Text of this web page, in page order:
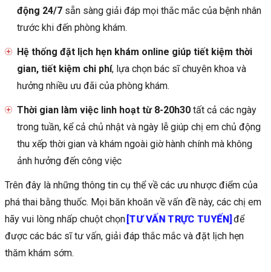
động 24/7sẵn sàng giải đáp mọi thắc mắc của bệnh nhân
trước khi đến phòng khám.
Hệ thống đặt lịch hẹn khám online giúp tiết kiệm thời
gian, tiết kiệm chi phí, lựa chọn bác sĩ chuyên khoa và
hưởng nhiều ưu đãi của phòng khám.
Thời gian làm việc linh hoạt từ 8-20h30tất cả các ngày
trong tuần, kể cả chủ nhật và ngày lễ giúp chị em chủ động
thu xếp thời gian và khám ngoài giờ hành chính mà không
ảnh hưởng đến công việc
Trên đây là những thông tin cụ thể về các ưu nhược điểm của
phá thai bằng thuốc. Mọi băn khoăn về vấn đề này, các chị em
hãy vui lòng nhấp chuột chọn [TƯ VẤN TRỰC TUYẾN] để
được các bác sĩ tư vấn, giải đáp thắc mắc và đặt lịch hẹn
thăm khám sớm.